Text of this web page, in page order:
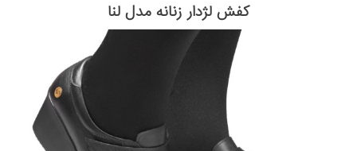
کفش لژدار زنانه مدل لنا